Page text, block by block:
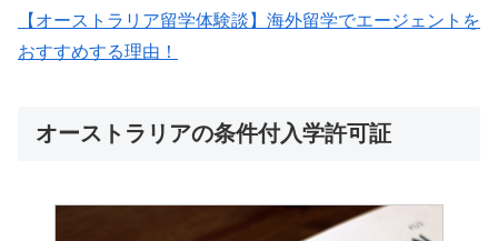
【オーストラリア留学体験談】海外留学でエージェントを
おすすめする理由！
オーストラリアの条件付入学許可証